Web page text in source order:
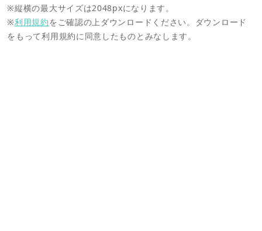
※縦横の最大サイズは2048pxになります。
※利用規約をご確認の上ダウンロードください。ダウンロード
をもって利用規約に同意したものとみなします。